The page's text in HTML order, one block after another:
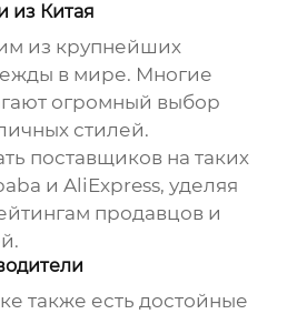
из Китая
из крупнейших
в мире. Многие
огромный выбор
стилей.
поставщиков на таких
и AliExpress, уделяя
продавцов и
также есть достойные